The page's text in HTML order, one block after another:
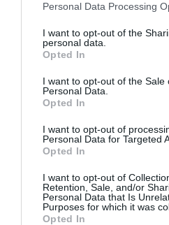
Personal Data Processing
I want to opt-out of the
personal data.
Opted In
I want to opt-out of the Sale
Personal Data.
Opted In
I want to opt-out of
Personal Data for Targeted
Opted In
I want to opt-out of
Retention, Sale, and/or
Personal Data that Is
Purposes for which it was
Opted In
Newsletter
Κάθε βδομάδα στο e-mail σας